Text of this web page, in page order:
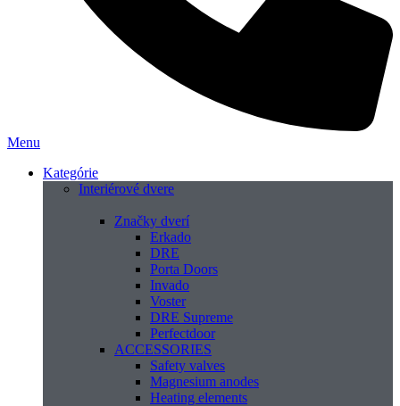
Menu
Kategórie
Interiérové dvere
Značky dverí
Erkado
DRE
Porta Doors
Invado
Voster
DRE Supreme
Perfectdoor
ACCESSORIES
Safety valves
Magnesium anodes
Heating elements